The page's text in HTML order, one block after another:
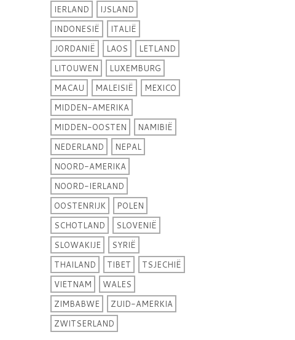
IERLAND
IJSLAND
INDONESIË
ITALIË
JORDANIË
LAOS
LETLAND
LITOUWEN
LUXEMBURG
MACAU
MALEISIË
MEXICO
MIDDEN-AMERIKA
MIDDEN-OOSTEN
NAMIBIË
NEDERLAND
NEPAL
NOORD-AMERIKA
NOORD-IERLAND
OOSTENRIJK
POLEN
SCHOTLAND
SLOVENIË
SLOWAKIJE
SYRIË
THAILAND
TIBET
TSJECHIË
VIETNAM
WALES
ZIMBABWE
ZUID-AMERKIA
ZWITSERLAND